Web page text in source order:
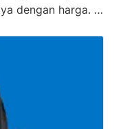
dengan harga. …